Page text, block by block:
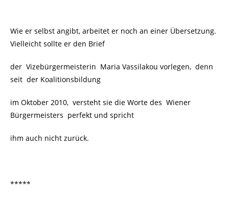
Wie er selbst angibt, arbeitet er noch an einer Übersetzung.
Vielleicht sollte er den Brief
der Vizebürgermeisterin Maria Vassilakou vorlegen, denn
seit der Koalitionsbildung
im Oktober 2010, versteht sie die Worte des Wiener
Bürgermeisters perfekt und spricht
ihm auch nicht zurück.
*****